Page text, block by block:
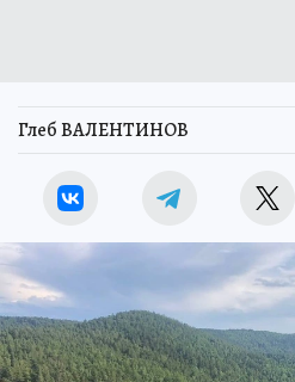
Глеб ВАЛЕНТИНОВ